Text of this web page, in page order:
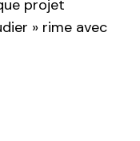
projet
» rime avec